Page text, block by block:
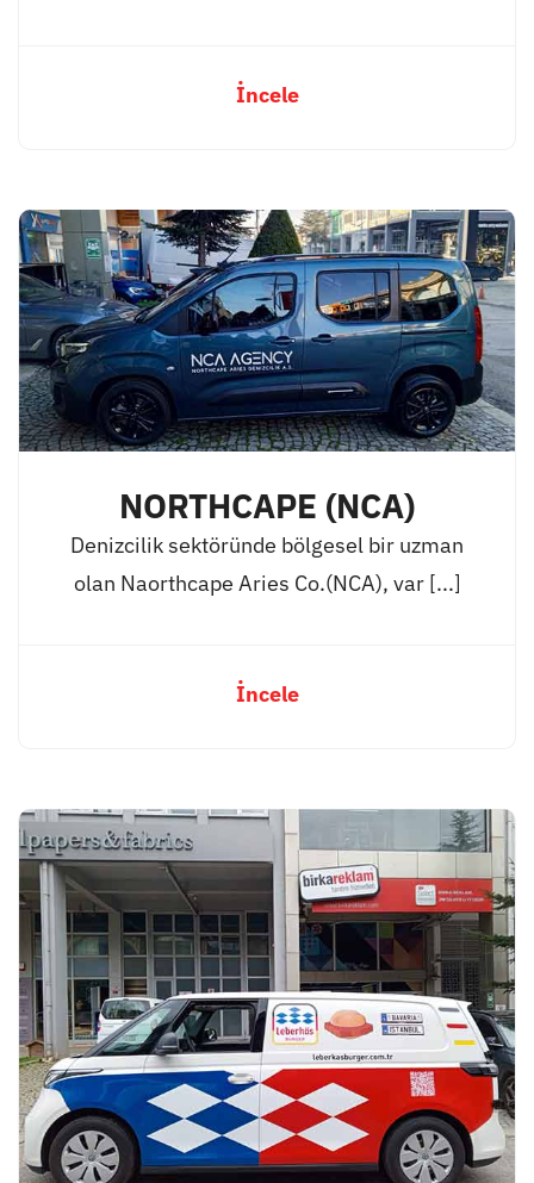
İncele
NORTHCAPE (NCA)
Denizcilik sektöründe bölgesel bir uzman
olan Naorthcape Aries Co.(NCA), var [...]
İncele